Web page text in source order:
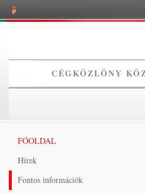
CÉGKÖZLÖNY
FŐOLDAL
Hírek
Fontos információk